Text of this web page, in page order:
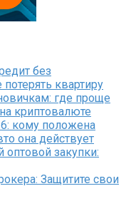
без
квартиру
где проще
криптовалюте
кому положена
она действует
закупки:
Защитите свои